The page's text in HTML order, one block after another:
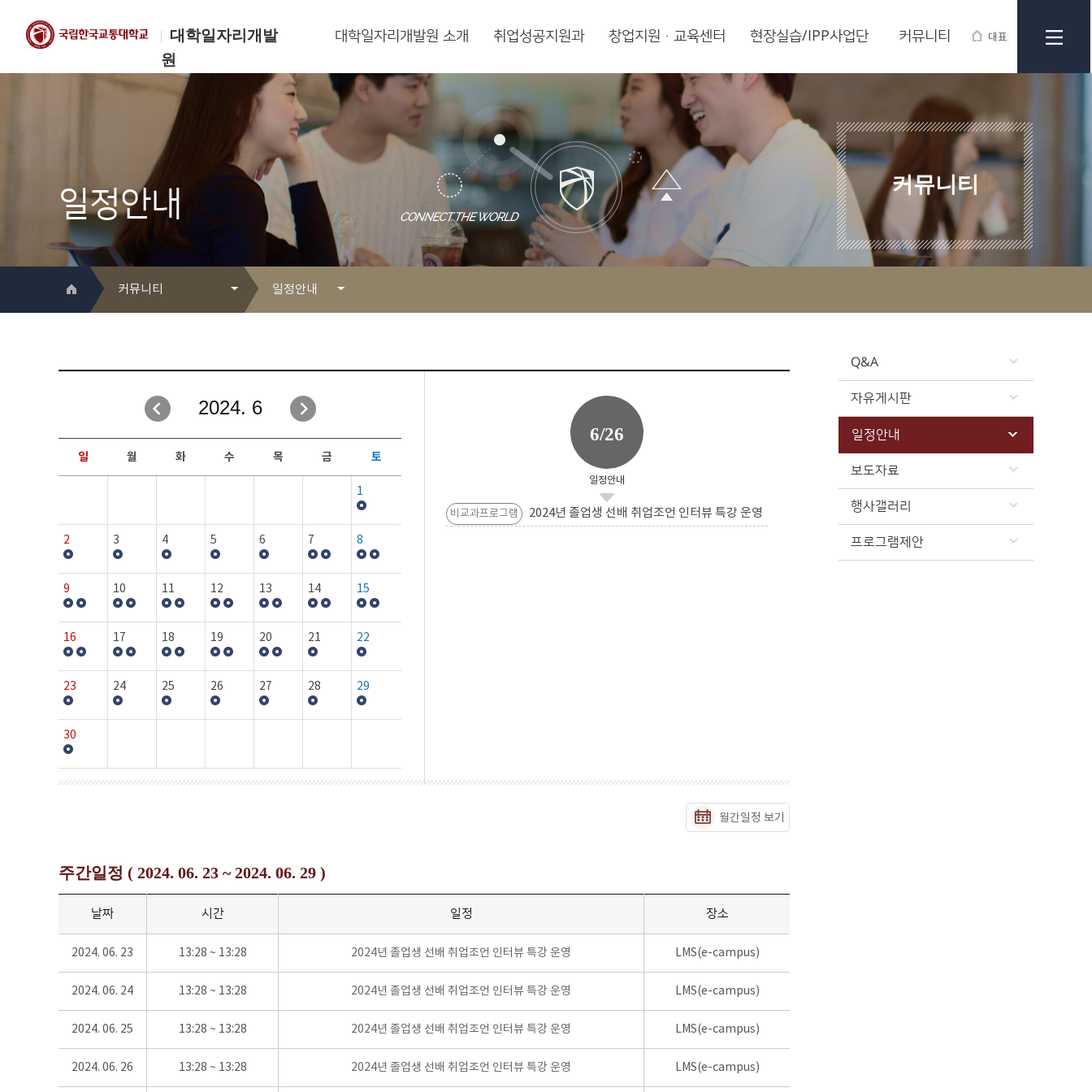
대학일자리개발
원
대표
한국교통대학교
대학일자리개발원
대학일자리개발원 소개 취업성공지원과 창업지원·교육센터 현장실습/IPP사업단 커뮤니티
일정안내
커뮤니티
커뮤니티
취업성공지원과
창업지원·교육센터
현장실습/IPP사업단
커뮤니티
일정안내
자유게시판
일정안내
보도자료
행사갤러리
Q&A
자유게시판
일정안내
보도자료
행사갤러리
프로그램제안
2024. 6
일 월 화 수 목 금 토
1
2 3 4 5 6 7 8
9 10 11 12 13 14 15
16 17 18 19 20 21 22
23 24 25 26 27 28 29
30
6/26
일정안내
비교과프로그램 2024년 졸업생 선배 취업조언 인터뷰 특강 운영
월간일정 보기
주간일정 ( 2024. 06. 23 ~ 2024. 06. 29 )
날짜 시간 일정 장소
2024. 06. 23 13:28 ~ 13:28 2024년 졸업생 선배 취업조언 인터뷰 특강 운영 LMS(e-campus)
2024. 06. 24 13:28 ~ 13:28 2024년 졸업생 선배 취업조언 인터뷰 특강 운영 LMS(e-campus)
2024. 06. 25 13:28 ~ 13:28 2024년 졸업생 선배 취업조언 인터뷰 특강 운영 LMS(e-campus)
2024. 06. 26 13:28 ~ 13:28 2024년 졸업생 선배 취업조언 인터뷰 특강 운영 LMS(e-campus)